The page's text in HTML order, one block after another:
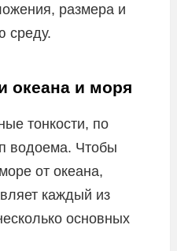
размера и
среду.
океана и моря
тонкости, по
водоема. Чтобы
от океана,
каждый из
основных